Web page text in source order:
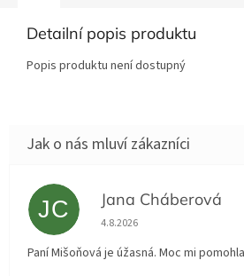
Detailní popis produktu
Popis produktu není dostupný
JC Jana Cháberová
Hodnocení obchodu je 5 z
4.8.2026
Paní Mišoňová je úžasná. Moc mi